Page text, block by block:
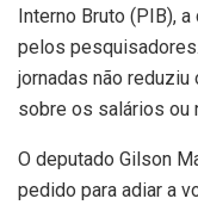
Interno Bruto (PIB),
pelos
jornadas não
sobre os salários ou
O deputado Gilson
pedido para adiar a